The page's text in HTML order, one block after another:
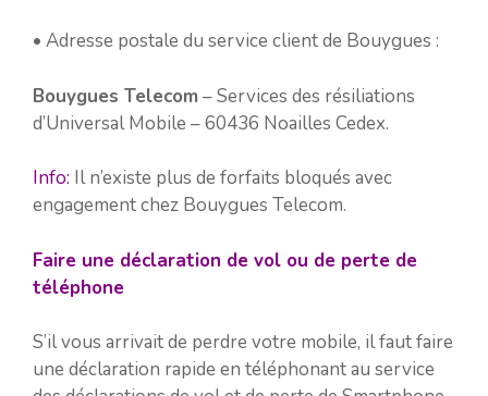
• Adresse postale du service client de Bouygues :
Bouygues Telecom – Services des résiliations
d’Universal Mobile – 60436 Noailles Cedex.
Info: Il n’existe plus de forfaits bloqués avec
engagement chez Bouygues Telecom.
Faire une déclaration de vol ou de perte de
téléphone
S’il vous arrivait de perdre votre mobile, il faut faire
une déclaration rapide en téléphonant au service